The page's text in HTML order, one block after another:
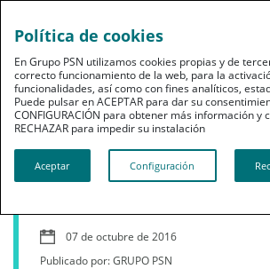
Jubilación
Pensiones:
07 de octubre de 2016
Publicado por: GRUPO PSN
Política de cookies
En Grupo PSN utilizamos cookies propias y de
correcto funcionamiento de la web, para la
funcionalidades, así como con fines analíticos,
Puede pulsar en ACEPTAR para dar su
CONFIGURACIÓN para obtener más información y
RECHAZAR para impedir su instalación​​​​​​​
Aceptar Configuración